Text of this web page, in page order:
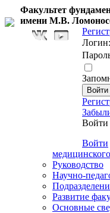
Факультет
имени М.В.
Логин:
Войти
Войти
Руководство
Научно-
Развитие
Основные